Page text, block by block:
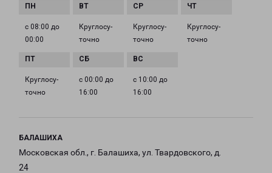
с 08:00 до
00:00
Круглосу­
точно
Круглосу­
точно
Круглосу­
точно
Круглосу­
точно
с 00:00 до
16:00
с 10:00 до
16:00
БАЛАШИХА
Московская обл., г. Балашиха, ул. Твардовского, д.
24